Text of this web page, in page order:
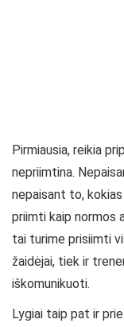
Pirmiausia, reikia
nepriimtina.
nepaisant to,
priimti kaip normos
tai turime prisiimti
žaidėjai, tiek ir
iškomunikuoti.
Lygiai taip pat ir